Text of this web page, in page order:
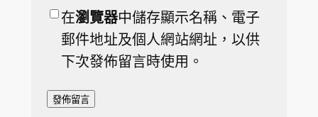
在瀏覽器中儲存顯示名稱、電子
郵件地址及個人網站網址，以供
下次發佈留言時使用。